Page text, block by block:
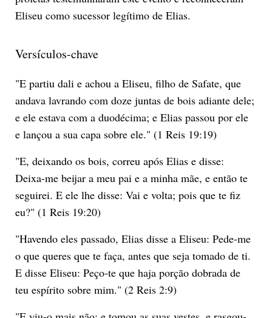
Eliseu como sucessor legítimo de Elias.
Versículos-chave
"E partiu dali e achou a Eliseu, filho de Safate, que
andava lavrando com doze juntas de bois adiante dele;
e ele estava com a duodécima; e Elias passou por ele
e lançou a sua capa sobre ele." (1 Reis 19:19)
"E, deixando os bois, correu após Elias e disse:
Deixa-me beijar a meu pai e a minha mãe, e então te
seguirei. E ele lhe disse: Vai e volta; pois que te fiz
eu?" (1 Reis 19:20)
"Havendo eles passado, Elias disse a Eliseu: Pede-me
o que queres que te faça, antes que seja tomado de ti.
E disse Eliseu: Peço-te que haja porção dobrada de
teu espírito sobre mim." (2 Reis 2:9)